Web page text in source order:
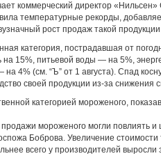
коммерческий директор
температурные рекорды,
рост продаж такой
категория, пострадавшая от
на 15%, питьевой воды — на 5%,
4% (см. “Ъ” от 1 августа). Спад
своей продукции из-за снижения
категорией мороженого,
мороженого могли повлиять
Боброва. Увеличение
всего у производителей